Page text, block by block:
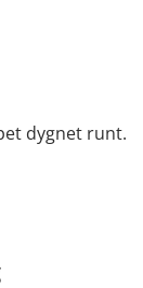
dygnet runt.